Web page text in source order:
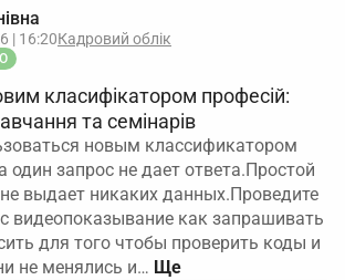
| 16:20Кадровий облік
класифікатором професій:
та семінарів
новым классификатором
один запрос не дает ответа.Простой
выдает никаких данных.Проведите
видеопоказывание как запрашивать
для того чтобы проверить коды и
не менялись и…